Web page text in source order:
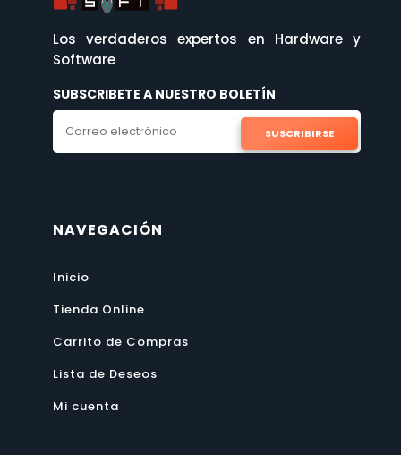
Los verdaderos expertos en Hardware y
Software
SUBSCRIBETE A NUESTRO BOLETÍN
SUSCRIBIRSE
NAVEGACIÓN
Inicio
Tienda Online
Carrito de Compras
Lista de Deseos
Mi cuenta